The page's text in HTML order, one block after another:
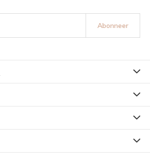
Abonneer